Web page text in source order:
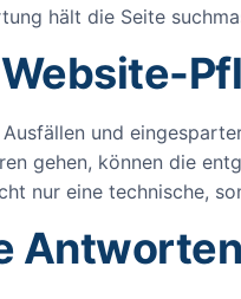
hält die Seite
und
gehen, können die
nur eine technische,
Antworten